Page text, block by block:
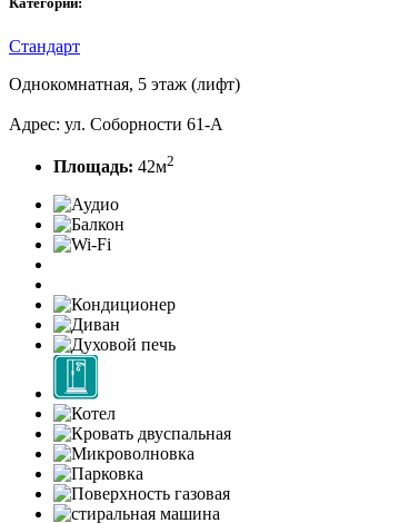
Стандарт
Однокомнатная, 5 этаж (лифт)
Адрес: ул. Соборности 61-А
Площадь: 42м2